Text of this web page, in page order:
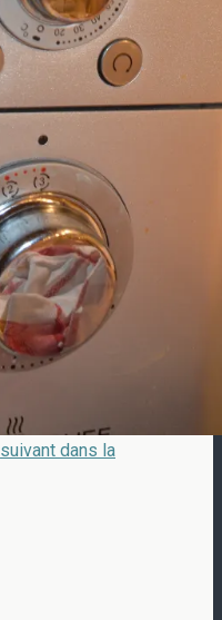
suivant dans la